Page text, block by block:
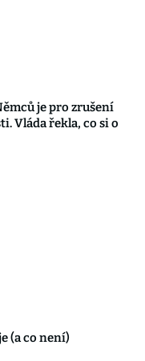
je pro zrušení
Vláda řekla, co si o
(a co není)